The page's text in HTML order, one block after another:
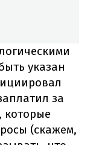
указан
за
которые
(скажем,